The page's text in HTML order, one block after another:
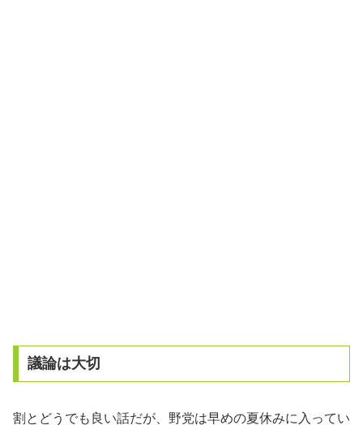
議論は大切
割とどうでも良い話だが、野党は早めの夏休みに入ってい